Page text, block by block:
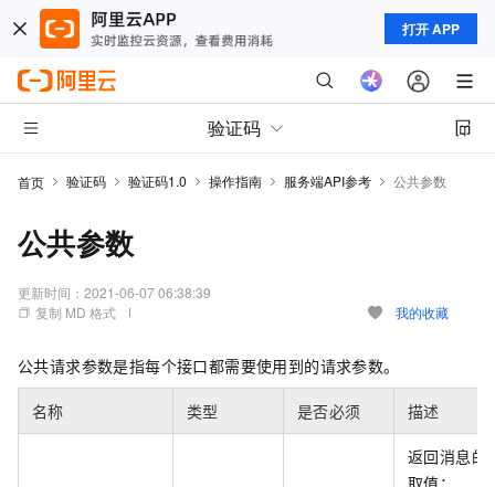
打开 APP
验证码
首页 验证码 验证码1.0 操作指南 服务端API参考 公共参数
公共参数
更新时间： 2021-06-07 06:38:39
复制 MD 格式
我的收藏
公共请求参数是指每个接口都需要使用到的请求参数。
名称 类型 是否必须 描述
返回消息的
取值：